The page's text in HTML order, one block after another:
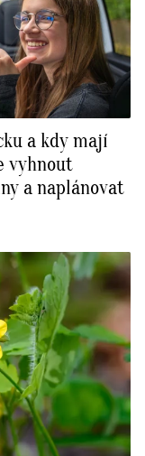
a kdy mají
vyhnout
a naplánovat